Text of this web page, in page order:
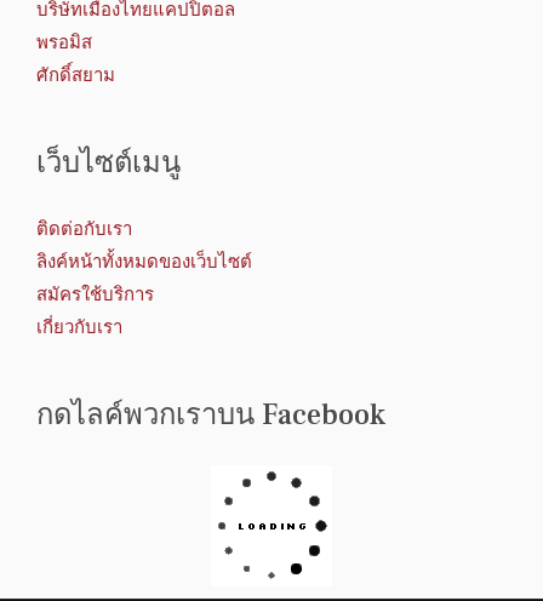
บริษัทเมืองไทยแคปปิตอล
พรอมิส
ศักดิ์สยาม
เว็บไซต์เมนู
ติดต่อกับเรา
ลิงค์หน้าทั้งหมดของเว็บไซต์
สมัครใช้บริการ
เกี่ยวกับเรา
กดไลค์พวกเราบน Facebook